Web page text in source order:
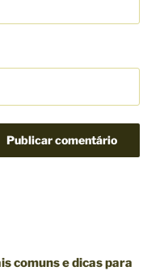
comuns e dicas para